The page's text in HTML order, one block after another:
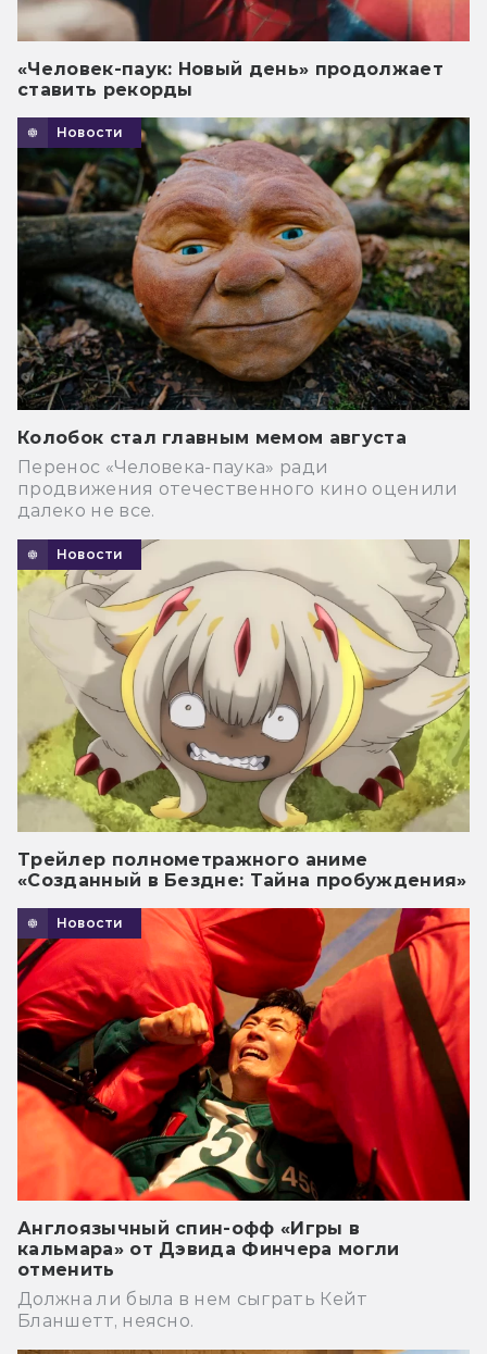
«Человек-паук: Новый день» продолжает
ставить рекорды
Новости
Колобок стал главным мемом августа
Перенос «Человека-паука» ради
продвижения отечественного кино оценили
далеко не все.
Новости
Трейлер полнометражного аниме
«Созданный в Бездне: Тайна пробуждения»
Новости
Англоязычный спин-офф «Игры в
кальмара» от Дэвида Финчера могли
отменить
Должна ли была в нем сыграть Кейт
Бланшетт, неясно.